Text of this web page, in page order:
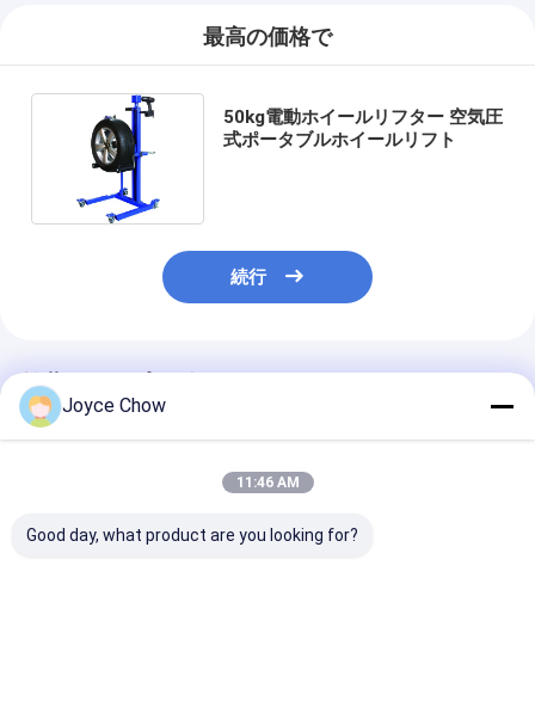
最高の価格で
50kg電動ホイールリフター 空気圧
式ポータブルホイールリフト
続行
推薦されたプロダクト
Joyce Chow
11:46 AM
Good day, what product are you looking for?